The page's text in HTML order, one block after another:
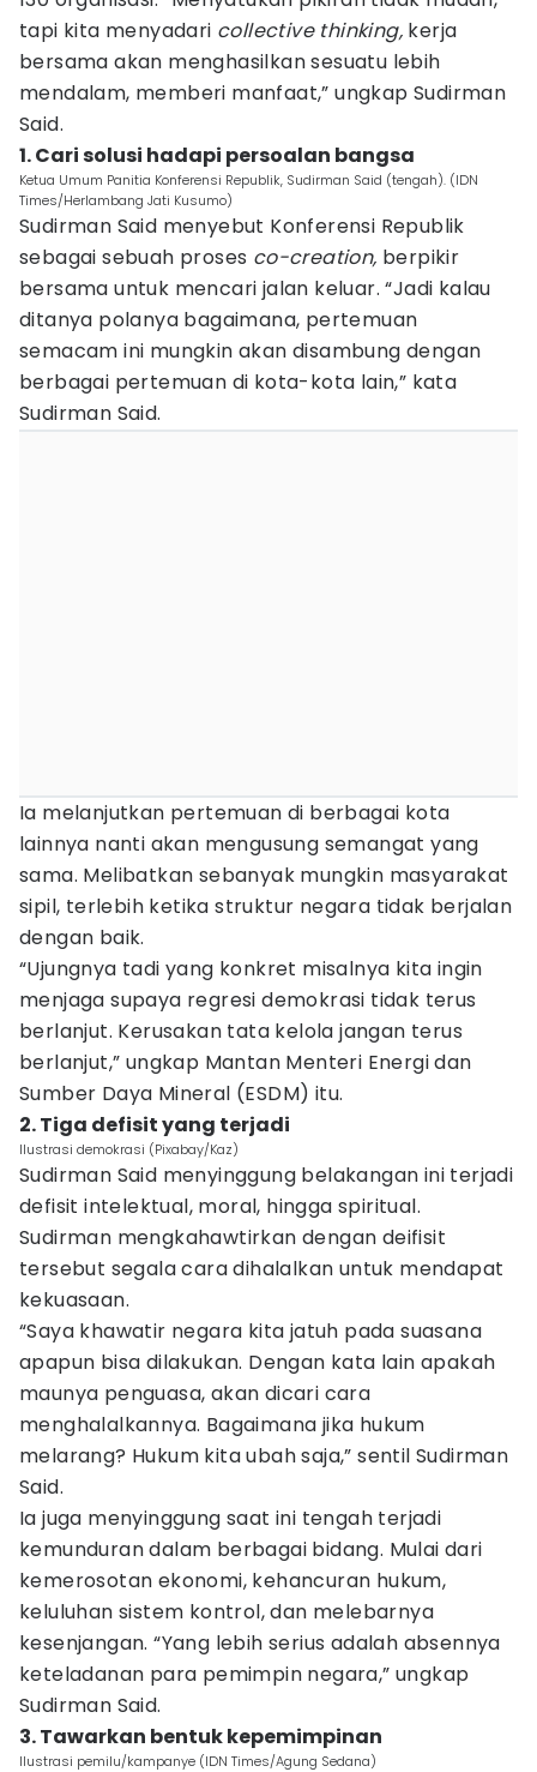
tapi kita menyadari collective thinking, kerja
bersama akan menghasilkan sesuatu lebih
mendalam, memberi manfaat,” ungkap Sudirman
Said.
1. Cari solusi hadapi persoalan bangsa
Ketua Umum Panitia Konferensi Republik, Sudirman Said (tengah). (IDN
Times/Herlambang Jati Kusumo)
Sudirman Said menyebut Konferensi Republik
sebagai sebuah proses co-creation, berpikir
bersama untuk mencari jalan keluar. “Jadi kalau
ditanya polanya bagaimana, pertemuan
semacam ini mungkin akan disambung dengan
berbagai pertemuan di kota-kota lain,” kata
Sudirman Said.
Ia melanjutkan pertemuan di berbagai kota
lainnya nanti akan mengusung semangat yang
sama. Melibatkan sebanyak mungkin masyarakat
sipil, terlebih ketika struktur negara tidak berjalan
dengan baik.
“Ujungnya tadi yang konkret misalnya kita ingin
menjaga supaya regresi demokrasi tidak terus
berlanjut. Kerusakan tata kelola jangan terus
berlanjut,” ungkap Mantan Menteri Energi dan
Sumber Daya Mineral (ESDM) itu.
2. Tiga defisit yang terjadi
Ilustrasi demokrasi (Pixabay/Kaz)
Sudirman Said menyinggung belakangan ini terjadi
defisit intelektual, moral, hingga spiritual.
Sudirman mengkahawtirkan dengan deifisit
tersebut segala cara dihalalkan untuk mendapat
kekuasaan.
“Saya khawatir negara kita jatuh pada suasana
apapun bisa dilakukan. Dengan kata lain apakah
maunya penguasa, akan dicari cara
menghalalkannya. Bagaimana jika hukum
melarang? Hukum kita ubah saja,” sentil Sudirman
Said.
Ia juga menyinggung saat ini tengah terjadi
kemunduran dalam berbagai bidang. Mulai dari
kemerosotan ekonomi, kehancuran hukum,
keluluhan sistem kontrol, dan melebarnya
kesenjangan. “Yang lebih serius adalah absennya
keteladanan para pemimpin negara,” ungkap
Sudirman Said.
3. Tawarkan bentuk kepemimpinan
Ilustrasi pemilu/kampanye (IDN Times/Agung Sedana)